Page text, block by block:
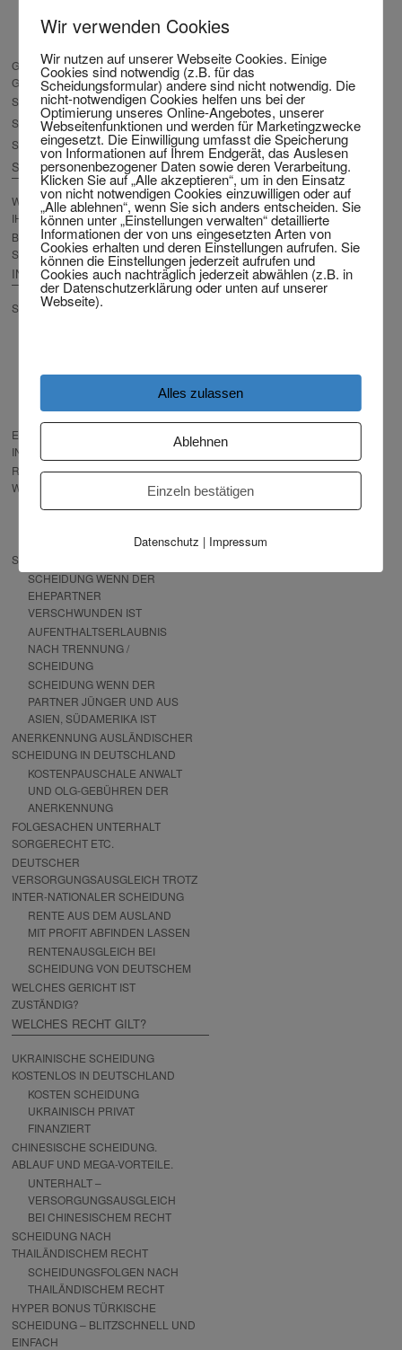
VERMÖGEN DIE KOSTEN DER
GARANTIE: SCHEIDUNG-SO-
GÜNSTIG-WIE-MÖGLICH!
SCHEIDUND KOSTENLOS – MIT VKH
SCHEIDUNG ZUM FESTPREIS?
SCHEIDUNGSKOSTEN-RECHNER
SCHEIDUNGSFORMULAR
WEGWEISER ZUR VORBEREITUNG
IHRER SCHEIDUNG
BESCHWERDEPRÜFUNG
SCHEIDUNG
INTERNATIONALE SCHEIDUNG
SCHEIDUNG AUS DEM AUSLAND
NACH DEUTSCHLAND
SCHEIDUNG KOSTENLOS AUS
DEM AUSLAND
EXPRESS SCHEIDUNG
INTERNATIONAL – JETZT STARTEN
RECHT, DAS IHNEN PASST – BITTE
WÄHLEN!
RECHTSWAHL-
SCHEIDUNG VON AUSLÄNDER
SCHEIDUNG WENN DER
EHEPARTNER
VERSCHWUNDEN IST
AUFENTHALTSERLAUBNIS
NACH TRENNUNG /
SCHEIDUNG
SCHEIDUNG WENN DER
PARTNER JÜNGER UND AUS
ASIEN, SÜDAMERIKA IST
ANERKENNUNG AUSLÄNDISCHER
SCHEIDUNG IN DEUTSCHLAND
KOSTENPAUSCHALE ANWALT
UND OLG-GEBÜHREN DER
ANERKENNUNG
FOLGESACHEN UNTERHALT
SORGERECHT ETC.
DEUTSCHER
VERSORGUNGSAUSGLEICH TROTZ
INTER-NATIONALER SCHEIDUNG
RENTE AUS DEM AUSLAND
MIT PROFIT ABFINDEN LASSEN
RENTENAUSGLEICH BEI
SCHEIDUNG VON DEUTSCHEM
WELCHES GERICHT IST
ZUSTÄNDIG?
WELCHES RECHT GILT?
UKRAINISCHE SCHEIDUNG
KOSTENLOS IN DEUTSCHLAND
KOSTEN SCHEIDUNG
UKRAINISCH PRIVAT
FINANZIERT
CHINESISCHE SCHEIDUNG.
ABLAUF UND MEGA-VORTEILE.
UNTERHALT –
VERSORGUNGSAUSGLEICH
BEI CHINESISCHEM RECHT
SCHEIDUNG NACH
THAILÄNDISCHEM RECHT
SCHEIDUNGSFOLGEN NACH
THAILÄNDISCHEM RECHT
HYPER BONUS TÜRKISCHE
SCHEIDUNG – BLITZSCHNELL UND
EINFACH
Wir verwenden Cookies
Wir nutzen auf unserer Webseite Cookies. Einige
Cookies sind notwendig (z.B. für das
Scheidungsformular) andere sind nicht notwendig. Die
nicht-notwendigen Cookies helfen uns bei der
Optimierung unseres Online-Angebotes, unserer
Webseitenfunktionen und werden für Marketingzwecke
eingesetzt. Die Einwilligung umfasst die Speicherung
von Informationen auf Ihrem Endgerät, das Auslesen
personenbezogener Daten sowie deren Verarbeitung.
Klicken Sie auf „Alle akzeptieren“, um in den Einsatz
von nicht notwendigen Cookies einzuwilligen oder auf
„Alle ablehnen“, wenn Sie sich anders entscheiden. Sie
können unter „Einstellungen verwalten“ detaillierte
Informationen der von uns eingesetzten Arten von
Cookies erhalten und deren Einstellungen aufrufen. Sie
können die Einstellungen jederzeit aufrufen und
Cookies auch nachträglich jederzeit abwählen (z.B. in
der Datenschutzerklärung oder unten auf unserer
Webseite).
Alles zulassen
Ablehnen
Einzeln bestätigen
Datenschutz | Impressum